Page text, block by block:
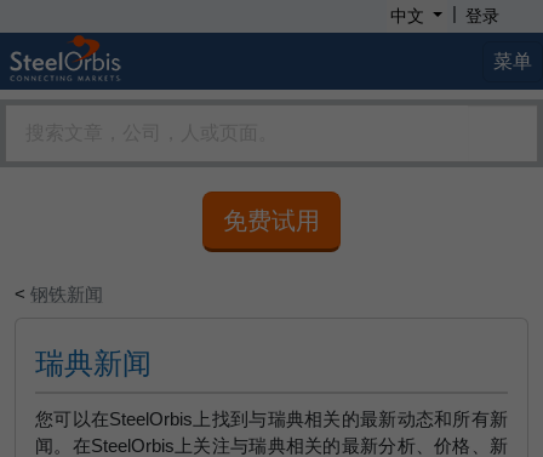
中文 | 登录
菜单
免费试用
< 钢铁新闻
瑞典新闻
您可以在SteelOrbis上找到与瑞典相关的最新动态和所有新
闻。在SteelOrbis上关注与瑞典相关的最新分析、价格、新